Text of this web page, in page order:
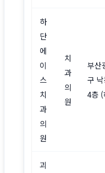
하
단
에
이
스
치
과
의
원
치
과
의
원
부산
구
4층 (
괴